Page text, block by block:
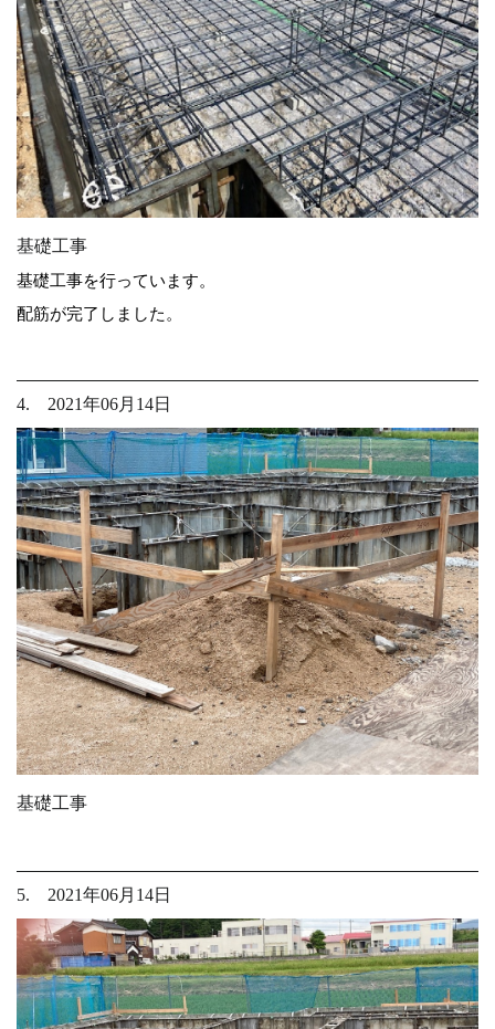
基礎工事
基礎工事を行っています。
配筋が完了しました。
4. 2021年06月14日
基礎工事
5. 2021年06月14日